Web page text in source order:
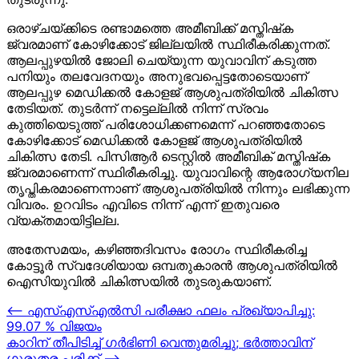
ഒരാഴ്ചയ്ക്കിടെ രണ്ടാമത്തെ അമീബിക്ക് മസ്തിഷ്‌ക
ജ്വരമാണ് കോഴിക്കോട് ജില്ലയില്‍ സ്ഥിരീകരിക്കുന്നത്.
ആലപ്പുഴയില്‍ ജോലി ചെയ്യുന്ന യുവാവിന് കടുത്ത
പനിയും തലവേദനയും അനുഭവപ്പെട്ടതോടെയാണ്
ആലപ്പുഴ മെഡിക്കല്‍ കോളജ് ആശുപത്രിയില്‍ ചികിത്സ
തേടിയത്. തുടര്‍ന്ന് നട്ടെല്ലില്‍ നിന്ന് സ്രവം
കുത്തിയെടുത്ത് പരിശോധിക്കണമെന്ന് പറഞ്ഞതോടെ
കോഴിക്കോട് മെഡിക്കല്‍ കോളജ് ആശുപത്രിയില്‍
ചികിത്സ തേടി. പിസിആര്‍ ടെസ്റ്റില്‍ അമീബിക് മസ്തിഷ്‌ക
ജ്വരമാണെന്ന് സ്ഥിരീകരിച്ചു. യുവാവിന്റെ ആരോഗ്യനില
തൃപ്തികരമാണെന്നാണ് ആശുപത്രിയില്‍ നിന്നും ലഭിക്കുന്ന
വിവരം. ഉറവിടം എവിടെ നിന്ന് എന്ന് ഇതുവരെ
വ്യക്തമായിട്ടില്ല.
അതേസമയം, കഴിഞ്ഞദിവസം രോഗം സ്ഥിരീകരിച്ച
കോട്ടൂര്‍ സ്വദേശിയായ ഒമ്പതുകാരന്‍ ആശുപത്രിയില്‍
ഐസിയുവില്‍ ചികിത്സയില്‍ തുടരുകയാണ്.
Post
navigation
⟵ എസ്എസ്എൽസി പരീക്ഷാ ഫലം പ്രഖ്യാപിച്ചു:
99.07 % വിജയം
കാറിന് തീപിടിച്ച് ഗർഭിണി വെന്തുമരിച്ചു; ഭർത്താവിന്